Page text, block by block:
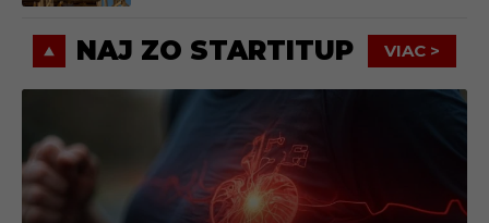
NAJ ZO STARTITUP VIAC >